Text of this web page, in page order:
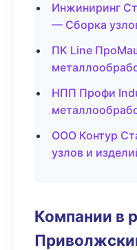
Инжиниринг
— Сборка
ПК Line
НПП Профи
ООО Контур
узлов и
Компании в